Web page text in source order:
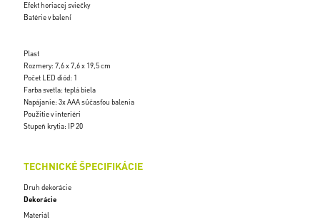
Efekt horiacej sviečky
Batérie v balení
Plast
Rozmery: 7,6 x 7,6 x 19,5 cm
Počet LED diód: 1
Farba svetla: teplá biela
Napájanie: 3x AAA súčasťou balenia
Použitie v interiéri
Stupeň krytia: IP 20
TECHNICKÉ ŠPECIFIKÁCIE
Druh dekorácie
Dekorácie
Materiál